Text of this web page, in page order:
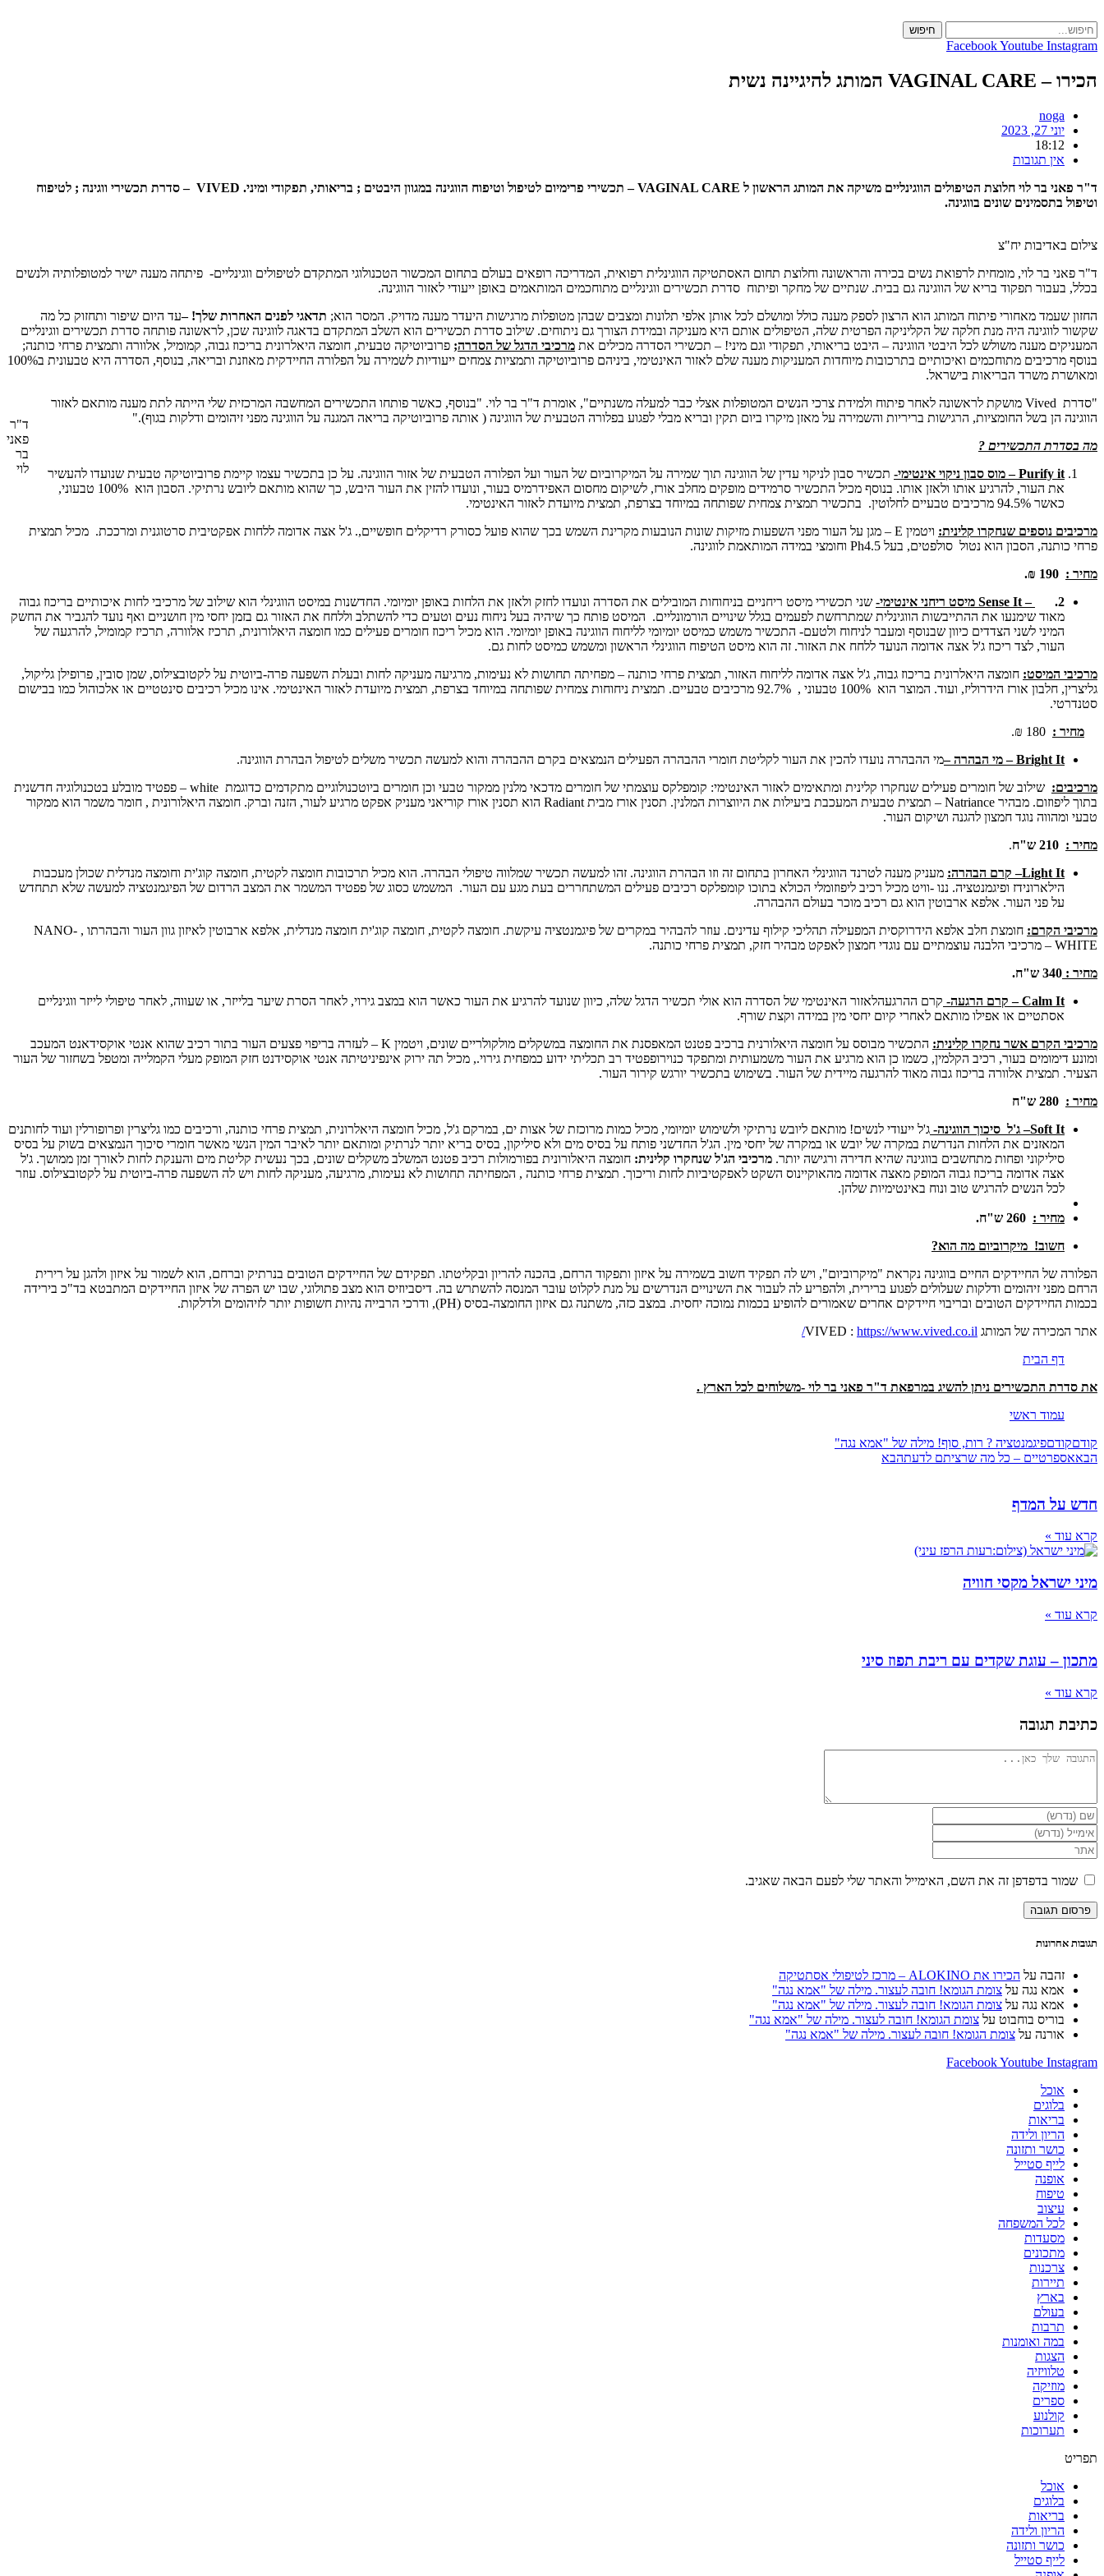
to
content
חיפוש
FacebookYoutube Instagram
הכירו – VAGINAL CARE המותג להיגיינה נשית
noga
יוני 27, 2023
18:12
אין תגובות
ד"ר פאני בר לוי חלוצת הטיפולים הווגינליים משיקה את המותג הראשון ל VAGINAL CARE – תכשירי פרימיום לטיפול וטיפוח הווגינה במגוון היבטים ; בריאותי, תפקודי ומיני. VIVED – סדרת תכשירי ווגינה ; לטיפוח
וטיפול בתסמינים שונים בווגינה.
צילום באדיבות יח"צ
ד"ר פאני בר לוי, מומחית לרפואת נשים בכירה והראשונה וחלוצת תחום האסתטיקה הווגינלית רפואית, המדריכה רופאים בעולם בתחום המכשור הטכנולוגי המתקדם לטיפולים ווגינליים- פיתחה מענה ישיר למטופלותיה ולנשים
בכלל, בעבור תפקוד בריא של הווגינה גם בבית. שנתיים של מחקר ופיתוח סדרת תכשירים ווגינליים מתוחכמים המותאמים באופן ייעודי לאזור הווגינה.
החזון שעמד מאחורי פיתוח המותג הוא הרצון לספק מענה כולל ומושלם לכל אותן אלפי תלונות ומצבים שבהן מטופלות מרגישות היעדר מענה מדויק. המסר הוא; תדאגי לפנים האחרות שלך! –עד היום שיפור ותחזוק כל מה
שקשור לווגינה היה מנת חלקה של הקליניקה הפרטית שלה, הטיפולים אותם היא מעניקה ובמידת הצורך גם ניתוחים. שילוב סדרת תכשירים הוא השלב המתקדם בדאגה לווגינה שכן, לראשונה פותחה סדרת תכשירים ווגינליים
המעניקים מענה משולש לכל היבטי הווגינה – היבט בריאותי, תפקודי וגם מיני! – תכשירי הסדרה מכילים את מרכיבי הדגל של הסדרה; פרוביוטיקה טבעית, חומצה היאלרונית בריכוז גבוה, קמומיל, אלוורה ותמצית פרחי כותנה;
בנוסף מרכיבים מתוחכמים ואיכותיים בתרכובות מיוחדות המעניקות מענה שלם לאזור האינטימי, ביניהם פרוביוטיקה ותמציות צמחים ייעודיות לשמירה על הפלורה החיידקית מאוזנת ובריאה, בנוסף, הסדרה היא טבעונית ב100%
ומאושרת משרד הבריאות בישראל.
ד"ר
פאני
בר
לוי
"סדרת Vived מושקת לראשונה לאחר פיתוח ולמידת צרכי הנשים המטופלות אצלי כבר למעלה משנתיים", אומרת ד"ר בר לוי. "בנוסף, כאשר פותחו התכשירים המחשבה המרכזית שלי הייתה לתת מענה מותאם לאזור
הווגינה הן בשל החומציות, הרגישות בריריות והשמירה על מאזן מיקרו ביום תקין ובריא מבלי לפגוע בפלורה הטבעית של הווגינה ( אותה פרוביוטיקה בריאה המגנה על הווגינה מפני זיהומים ודלקות בגוף)."
מה בסדרת התכשירים ?
Purify it – מוס סבון ניקוי אינטימי- תכשיר סבון לניקוי עדין של הווגינה תוך שמירה על המיקרוביום של העור ועל הפלורה הטבעית של אזור הווגינה. על כן בתכשיר עצמו קיימת פרוביוטיקה טבעית שנועדו להעשיר
את העור, להרגיע אותו ולאזן אותו. בנוסף מכיל התכשיר סרמידים מופקים מחלב אורז, לשיקום מחסום האפידרמיס בעור, ונועדו להזין את העור היבש, כך שהוא מותאם ליובש נרתיקי. הסבון הוא 100% טבעוני,
כאשר 94.5% מרכיבים טבעיים לחלוטין. בתכשיר תמצית צמחית שפותחה במיוחד בצרפת, תמצית מיועדת לאזור האינטימי.
מרכיבים נוספים שנחקרו קלינית:
ויטמין E – מגן על העור מפני השפעות מזיקות שונות הנובעות מקרינת השמש בכך שהוא פועל כסורק רדיקלים חופשיים,. ג'ל אצה אדומה ללחות אפקטיבית סרטוגנית ומרככת. מכיל תמצית
פרחי כותנה, הסבון הוא נטול סולפטים, בעל Ph4.5 וחומצי במידה המותאמת לווגינה.
מחיר : 190 ₪.
2.
– Sense It מיסט ריחני אינטימי- שני תכשירי מיסט ריחניים בניחוחות המובילים את הסדרה ונועדו לחזק ולאזן את הלחות באופן יומיומי. החדשנות במיסט הווגינלי הוא שילוב של מרכיבי לחות איכותיים בריכוז גבוה
מאוד שימנעו את ההתייבשות הווגינלית שמתרחשת לפעמים בגלל שינויים הורמונליים. המיסט פותח כך שיהיה בעל ניחוח נעים וטעים כדי להשתלב וללחח את האזור גם בזמן יחסי מין חושניים ואף נועד להגביר את החשק
המיני לשני הצדדים כיוון שבנוסף ומעבר לניחוח ולטעם- התכשיר משמש כמיסט יומיומי לליחוח הווגינה באופן יומיומי. הוא מכיל ריכוז חומרים פעילים כמו חומצה היאלורונית, תרכיז אלוורה, תרכיז קמומיל, להרגעה של
העור, לצד ריכוז ג'ל אצה אדומה הנועד ללחח את האזור. זה הוא מיסט הטיפוח הווגינלי הראשון ומשמש כמיסט לחות גם.
מרכיבי המיסט: חומצה היאלרונית בריכוז גבוה, ג'ל אצה אדומה לליחוח האזור, תמצית פרחי כותנה – מפחיתה תחושות לא נעימות, מרגיעה מעניקה לחות ובעלת השפעה פרה-ביוטית על לקטובצילוס, שמן סובין, פרופילן גליקול,
גליצרין, חלבון אורז הידרוליז, ועוד. המוצר הוא 100% טבעוני , 92.7% מרכיבים טבעיים. תמצית ניחוחות צמחית שפותחה במיוחד בצרפת, תמצית מיועדת לאזור האינטימי. אינו מכיל רכיבים סינטטיים או אלכוהול כמו בבישום
סטנדרטי.
מחיר :
Bright It – מי הבהרה –מי ההבהרה נועדו להכין את העור לקליטת חומרי ההבהרה הפעילים הנמצאים בקרם ההבהרה והוא למעשה תכשיר משלים לטיפול הבהרת הווגינה.
מרכיבים:
שילוב של חומרים פעילים שנחקרו קלינית ומתאימים לאזור האינטימי: קומפלקס עוצמתי של חומרים מדכאי מלנין ממקור טבעי וכן חומרים ביוטכנולוגיים מתקדמים כדוגמת white – פפטיד מובלע בטכנולוגיה חדשנית
בתוך ליפוזום. מבהיר Natriance – תמצית טבעית המעכבת ביעילות את היווצרות המלנין. תסנין אורז מבית Radiant הוא תסנין אורז קוריאני מעניק אפקט מרגיע לעור, הזנה וברק. חומצה היאלורונית , חומר משמר הוא ממקור
טבעי ומהווה נוגד חמצון להגנה ושיקום העור.
מחיר : 210 ש"ח
.
Light It– קרם הבהרה: מעניק מענה לטרנד הווגינלי האחרון בתחום זה וזו הבהרת הווגינה. זהו למעשה תכשיר שמלווה טיפולי הבהרה. הוא מכיל תרכובות חומצה לקטית, חומצה קוג'ית וחומצה מנדלית שכולן מעכבות
הילארונידז ופיגמנטציה. ננו -וויט מכיל רכיב ליפוזומלי הכולא בתוכו קומפלקס רכיבים פעילים המשתחררים בעת מגע עם העור. המשמש כסוג של פפטיד המשמר את המצב הרדום של הפיגמנטציה למעשה שלא תתחדש
על פני העור. אלפא ארבוטין הוא גם רכיב מוכר בעולם ההבהרה.
מרכיבי הקרם:
חומצת חלב אלפא הידרוקסית המפעילה תהליכי קילוף עדינים. עוזר להבהיר במקרים של פיגמנטציה עיקשת. חומצה לקטית, חומצה קוג'ית חומצה מנדלית, אלפא ארבוטין לאיזון גוון העור והבהרתו , NANO-
WHITE – מרכיבי הלבנה עוצמתיים עם נוגדי חמצון לאפקט מבהיר חזק, תמצית פרחי כותנה.
מחיר : 340 ש"ח.
Calm It– קרם הרגעה- קרם ההרגעהלאזור האינטימי של הסדרה הוא אולי תכשיר הדגל שלה, כיוון שנועד להרגיע את העור כאשר הוא במצב גירוי, לאחר הסרת שיער בלייזר, או שעווה, לאחר טיפולי לייזר ווגינליים
אסתטיים או אפילו מותאם לאחרי קיום יחסי מין במידה וקצת שורף.
מרכיבי הקרם אשר נחקרו קלינית:
התכשיר מבוסס על חומצה היאלורנית ברכיב פטנט המאפסנת את החומצה במשקלים מולקולריים שונים, ויטמין K – לעזרה בריפוי פצעים העור בתור רכיב שהוא אנטי אוקסידאנט המעכב
ומונע דימומים בעור, רכיב הקלמין, כשמו כן הוא מרגיע את העור משמעותית ומתפקד כנוירופפטיד רב תכליתי ידוע כמפחית גירוי., מכיל תה ירוק אינפיניטיתה אנטי אוקסידנט חזק המופק מעלי הקמלייה ומטפל בשחזור של העור
הצעיר. תמצית אלוורה בריכוז גבוה מאוד להרגעה מיידית של העור. בשימוש בתכשיר יורגש קירור העור.
מחיר : 280 ש"ח
Soft It– ג'ל סיכוך הווגינה- ג'ל ייעודי לנשים! מותאם ליובש נרתיקי ולשימוש יומיומי, מכיל כמות מרוכזת של אצות ים, במרקם ג'ל, מכיל חומצה היאלרונית, תמצית פרחי כותנה, ורכיבים כמו גליצרין ופרופורלין ועוד לחותנים
המאזנים את הלחות הנדרשת במקרה של יובש או במקרה של יחסי מין. הג'ל החדשני פותח על בסיס מים ולא סיליקון, בסיס בריא יותר לנרתיק ומותאם יותר לאיבר המין הנשי מאשר חומרי סיכוך הנמצאים בשוק על בסיס
סיליקוני ופחות מתחשבים בווגינה שהיא חדירה ורגישה יותר. מרכיבי הג'ל שנחקרו קלינית: חומצה היאלורונית בפורמולות רכיב פטנט המשלב משקלים שונים, בכך נעשית קליטת מים והענקת לחות לאורך זמן ממושך. ג'ל
אצה אדומה בריכוז גבוה המופק מאצה אדומה מהאוקיינוס השקט לאפקטיביות לחות וריכוך. תמצית פרחי כותנה , המפחיתה תחושות לא נעימות, מרגיעה, מעניקה לחות ויש לה השפעה פרה-ביוטית על לקטובצילוס. עוזר
לכל הנשים להרגיש טוב ונוח באינטימיות שלהן.
מחיר : 260 ש"ח.
חשוב! מיקרוביום מה הוא?
הפלורה של החיידקים החיים בווגינה נקראת "מיקרוביום", ויש לה תפקיד חשוב בשמירה על איזון ותפקוד הרחם, בהכנה להריון ובקליטתו. תפקידם של החיידקים הטובים בנרתיק וברחם, הוא לשמור על איזון ולהגן על רירית
הרחם מפני זיהומים ודלקות שעלולים לפגוע ברירית, ולהפריע לה לעבור את השינויים הנדרשים על מנת לקלוט עובר המנסה להשתרש בה. דיסביוזיס הוא מצב פתולוגי, שבו יש הפרה של איזון החיידקים המתבטא בד"כ בירידה
בכמות החיידקים הטובים ובריבוי חיידקים אחרים שאמורים להופיע בכמות נמוכה יחסית. במצב כזה, משתנה גם איזון החומצה-בסיס (PH), ודרכי הרבייה נהיות חשופות יותר לזיהומים ולדלקות.
אתר המכירה של המותג VIVED : https://www.vived.co.il/
דף הבית
את סדרת התכשירים ניתן להשיג במרפאת ד"ר פאני בר לוי -משלוחים לכל הארץ .
עמוד ראשי
קודםקודםפיגמנטציה ? רות, סוף! מילה של "אמא נגה"
הבאאספרטיים – כל מה שרציתם לדעתהבא
חדש על המדף
קרא עוד »
מיני ישראל מקסי חוויה
קרא עוד »
מתכון – עוגת שקדים עם ריבת תפוז סיני
קרא עוד »
כתיבת תגובה
להגיב
הזן
את
השם
שלך
או
שם
משתמש
כדי
הזן
את
כתובת
דואר
האלקטרוני
שלך
כדי
הזן
את
כתובת
האינטרנט
שלך
שמור בדפדפן זה את השם, האימייל והאתר שלי לפעם הבאה שאגיב.
תגובות אחרונות
זהבה על הכירו את ALOKINO – מרכז לטיפולי אסתטיקה
אמא נגה על צומת הגומא! חובה לעצור. מילה של "אמא נגה"
אמא נגה על צומת הגומא! חובה לעצור. מילה של "אמא נגה"
בוריס בוחבוט על צומת הגומא! חובה לעצור. מילה של "אמא נגה"
אורנה על צומת הגומא! חובה לעצור. מילה של "אמא נגה"
FacebookYoutube Instagram
אוכל
בלוגים
בריאות
הריון ולידה
כושר ותזונה
לייף סטייל
אופנה
טיפוח
עיצוב
לכל המשפחה
מסעדות
מתכונים
צרכנות
תיירות
בארץ
בעולם
תרבות
במה ואומנות
הצגות
טלוויזיה
מוזיקה
ספרים
קולנוע
תערוכות
תפריט
אוכל
בלוגים
בריאות
הריון ולידה
כושר ותזונה
לייף סטייל